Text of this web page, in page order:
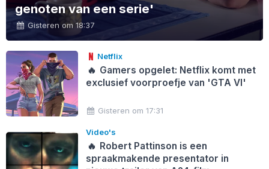
genoten van een serie'
Gisteren om 18:37
Netflix
🔥 Gamers opgelet: Netflix komt met
exclusief voorproefje van 'GTA VI'
Gisteren om 17:31
Video's
🔥 Robert Pattinson is een
spraakmakende presentator in